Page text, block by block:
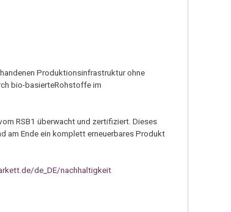
Produktionsinfrastruktur ohne
bio-basierteRohstoffe im
RSB1 überwacht und zertifiziert. Dieses
am Ende ein komplett erneuerbares Produkt
de_DE/nachhaltigkeit